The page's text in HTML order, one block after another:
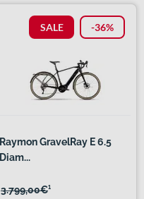
SALE -36%
Raymon GravelRay E 6.5
Diam...
3.799,00€¹